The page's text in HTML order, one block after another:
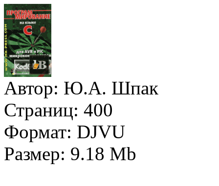
Автор: Ю.А. Шпак
Страниц: 400
Формат: DJVU
Размер: 9.18 Mb